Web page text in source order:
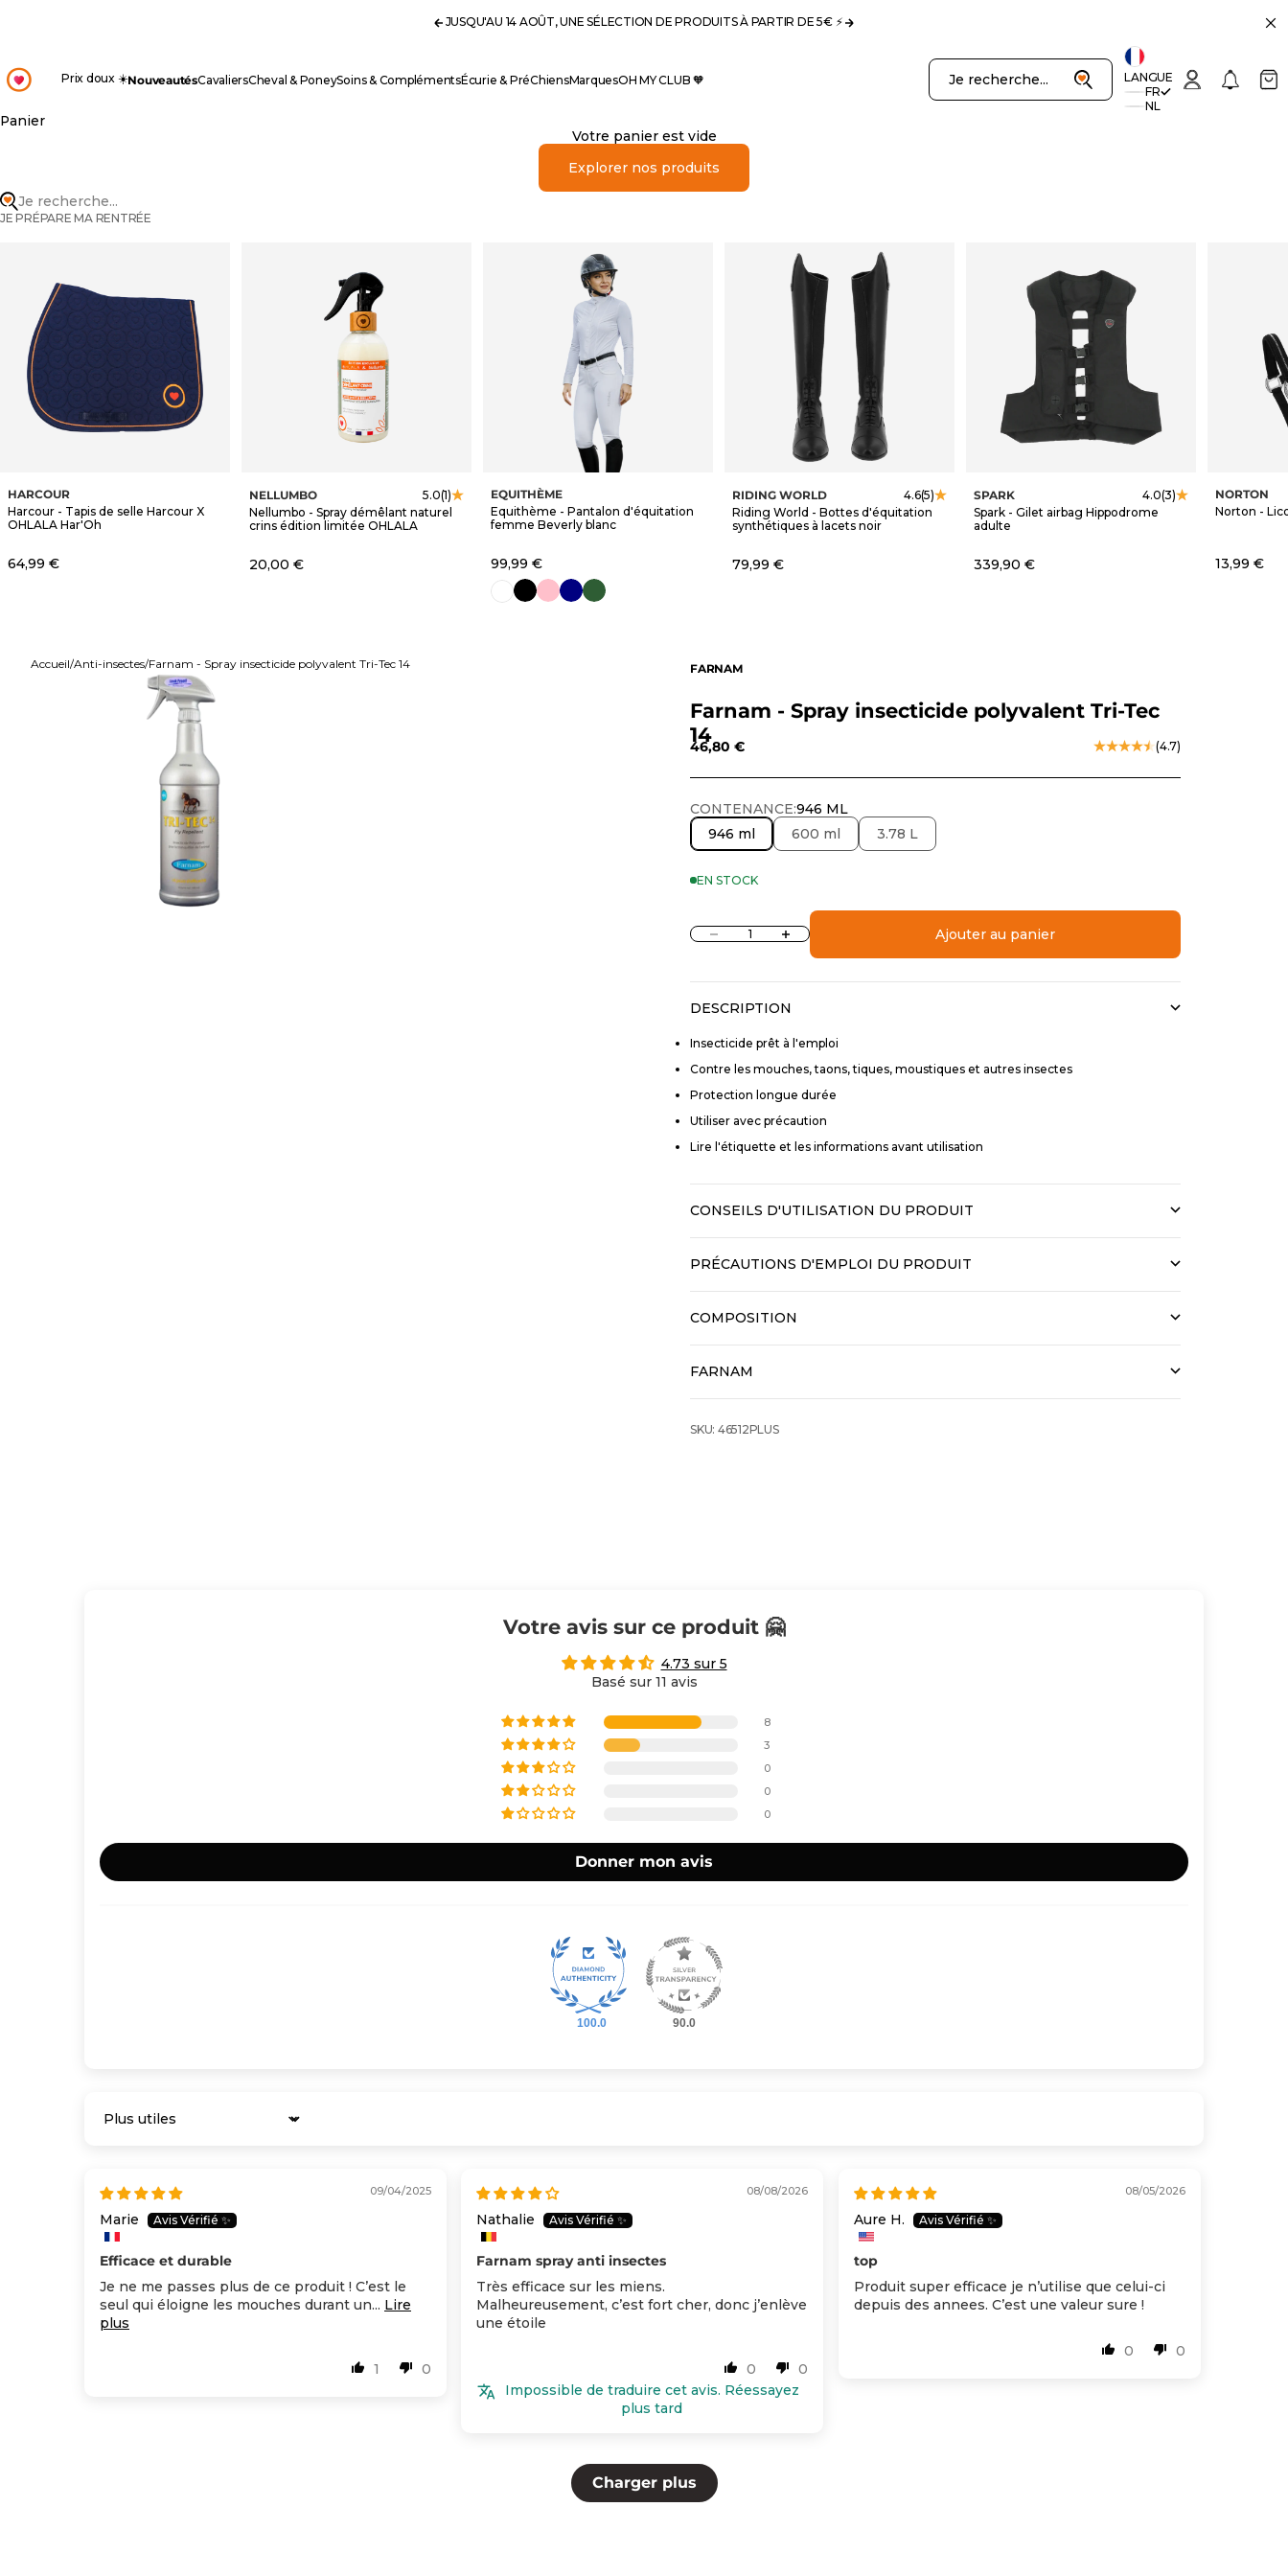
Précédent
JUSQU'AU 14 AOÛT, UNE SÉLECTION DE PRODUITS À PARTIR DE 5€ ⚡️ Suivant
OHLALA
Prix doux ☀️NouveautésCavaliersCheval & PoneySoins & ComplémentsÉcurie & PréChiensMarquesOH MY CLUB 🧡
Recherche
Je recherche...
LANGUE
FR
NL
Connexion
Panier
Votre panier est vide
Explorer nos produits
Je recherche...
JE PRÉPARE MA RENTRÉE
HARCOUR
Harcour - Tapis de selle Harcour X
OHLALA Har'Oh
Prix de vente
64,99 €
NELLUMBO 5.0(1)
Nellumbo - Spray démêlant naturel
crins édition limitée OHLALA
Prix de vente
20,00 €
EQUITHÈME
Equithème - Pantalon d'équitation
femme Beverly blanc
Prix de vente
99,99 €
blancnoirrosemarinevert forêt
RIDING WORLD 4.6(5)
Riding World - Bottes d'équitation
synthétiques à lacets noir
Prix de vente
79,99 €
SPARK 4.0(3)
Spark - Gilet airbag Hippodrome
adulte
Prix de vente
339,90 €
NORTON
Norton -
Prix de
13,99 €
Accueil Anti-insectes Farnam - Spray insecticide polyvalent Tri-Tec 14 FARNAM
Farnam - Spray insecticide polyvalent Tri-Tec
14
Prix de vente
46,80 € (4.7)
CONTENANCE:946 ML
946 ml
600 ml 3.78 L
EN STOCK
Diminuer la quantitéAugmenter la quantité Ajouter au panier
DESCRIPTION
Insecticide prêt à l'emploi
Contre les mouches, taons, tiques, moustiques et autres insectes
Protection longue durée
Utiliser avec précaution
Lire l'étiquette et les informations avant utilisation
CONSEILS D'UTILISATION DU PRODUIT
PRÉCAUTIONS D'EMPLOI DU PRODUIT
COMPOSITION
FARNAM
SKU: 46512PLUS
Votre avis sur ce produit 🤗
4.73 sur 5
Basé sur 11 avis
8
3
0
0
0
Donner mon avis
100.0 90.0
Sort by
09/04/2025
Marie
Efficace et durable
Je ne me passes plus de ce produit ! C’est le
seul qui éloigne les mouches durant un... Lire
plus
1 0
08/08/2026
Nathalie
Farnam spray anti insectes
Très efficace sur les miens.
Malheureusement, c’est fort cher, donc j’enlève
une étoile
0
0
Impossible de traduire cet avis. Réessayez
plus tard
08/05/2026
Aure H.
top
Produit super efficace je n’utilise que celui-ci
depuis des annees. C’est une valeur sure !
0 0
Charger plus